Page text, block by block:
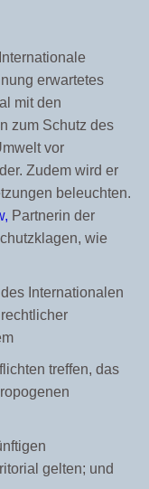
erwartetes
mit den
zum Schutz des
vor
Zudem wird er
beleuchten.
Partnerin der
wie
Internationalen
treffen, das
gelten; und